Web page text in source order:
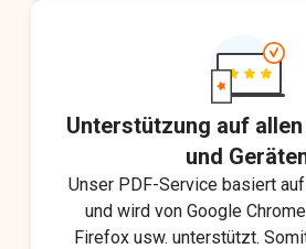
Unterstützung auf
und
Unser PDF-Service basiert
und wird von Google
Firefox usw. unterstützt.